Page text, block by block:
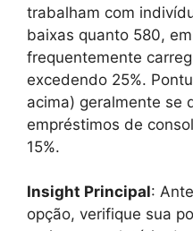
trabalham com
baixas quanto 580,
frequentemente
excedendo 25%.
acima) geralmente se
empréstimos de
15%.
Insight Principal:
opção, verifique sua